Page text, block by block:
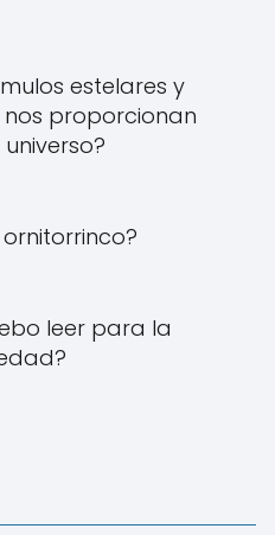
estelares y
proporcionan
leer para la